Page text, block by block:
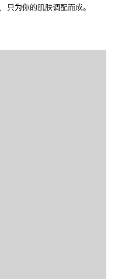
只为你的肌肤调配而成。